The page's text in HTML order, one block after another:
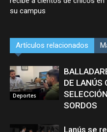
su campus
Artículos relacionados
Deportes
DE LANÚS
SORDOS
Lanús se